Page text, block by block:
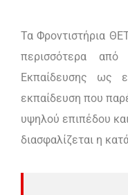
Τα Φροντιστήρια
περισσότερα
Εκπαίδευσης ως
εκπαίδευση που
υψηλού επιπέδου
διασφαλίζεται η